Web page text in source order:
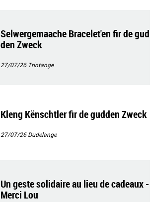
Selwergemaache Bracelet'en fir de gud
den Zweck
27/07/26 Trintange
Kleng Kënschtler fir de gudden Zweck
27/07/26Dudelange
Un geste solidaire au lieu de cadeaux -
Merci Lou